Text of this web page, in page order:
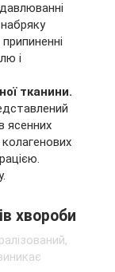
і
тканини.
ясенних
хвороби